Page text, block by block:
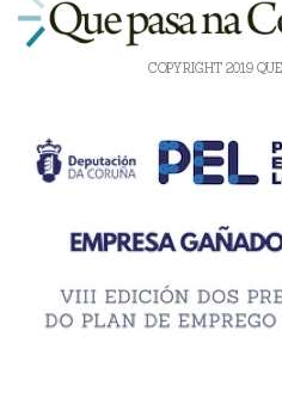
COPYRIGHT 2019